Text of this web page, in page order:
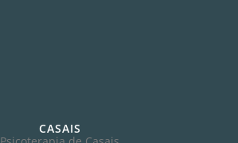
CASAIS